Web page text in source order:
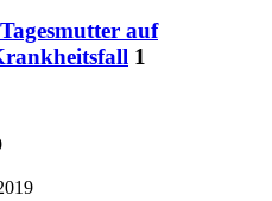
auf
1